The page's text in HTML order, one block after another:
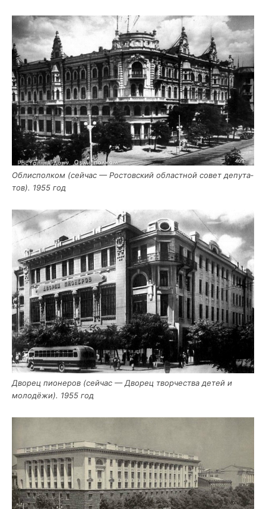
Обл­ис­пол­ком (сей­час — Ростов­ский област­ной совет депу­та­
тов). 1955 год
Дво­рец пио­не­ров (сей­час — Дво­рец твор­че­ства детей и
моло­дё­жи). 1955 год